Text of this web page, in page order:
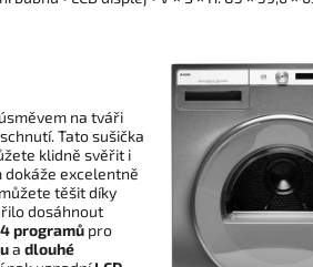
na tváři
Tato sušička
klidně svěřit i
dokáže excelentně
těšit díky
dosáhnout
programů pro
a dlouhé